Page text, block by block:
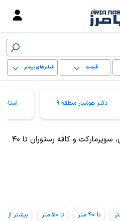
قیمت فیلترهای بیشتر
پاک کردن محدوده
دکتر هوشیار منطقه 9 استاد
رهن و اجاره مغازه، واحد تجاری، سوپرمارکت و کافه رستوران تا 40
تا 40 متر تا 50 متر بیشتر از 50 متر